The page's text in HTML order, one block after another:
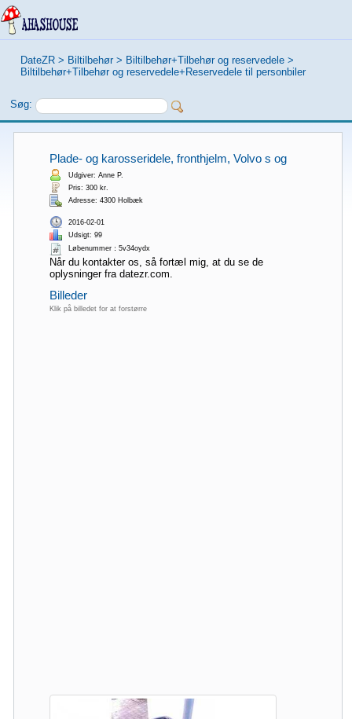
DateZR > Biltilbehør > Biltilbehør+Tilbehør og reservedele >
Biltilbehør+Tilbehør og reservedele+Reservedele til personbiler
Søg:
Plade- og karosseridele, fronthjelm, Volvo s og
Udgiver: Anne P.
Pris: 300 kr.
Adresse: 4300 Holbæk
2016-02-01
Udsigt: 99
Løbenummer：5v34oydx
Når du kontakter os, så fortæl mig, at du se de
oplysninger fra datezr.com.
Billeder
Klik på billedet for at forstørre